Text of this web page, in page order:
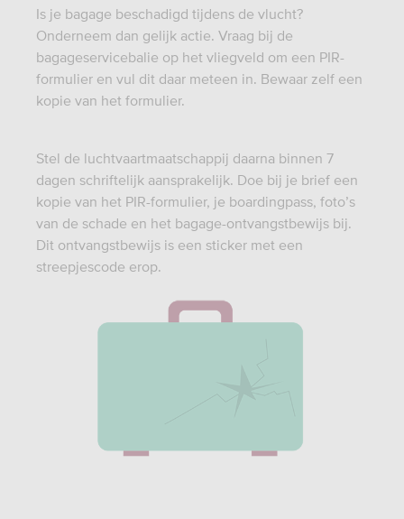
Is je bagage beschadigd tijdens de vlucht?
Onderneem dan gelijk actie. Vraag bij de
bagageservicebalie op het vliegveld om een PIR-
formulier en vul dit daar meteen in. Bewaar zelf een
kopie van het formulier.
Stel de luchtvaartmaatschappij daarna binnen 7
dagen schriftelijk aansprakelijk. Doe bij je brief een
kopie van het PIR-formulier, je boardingpass, foto’s
van de schade en het bagage-ontvangstbewijs bij.
Dit ontvangstbewijs is een sticker met een
streepjescode erop.